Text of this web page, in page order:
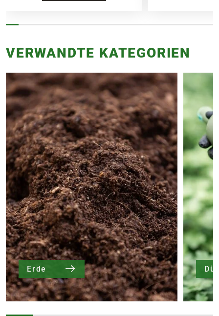
VERWANDTE KATEGORIEN
Erde